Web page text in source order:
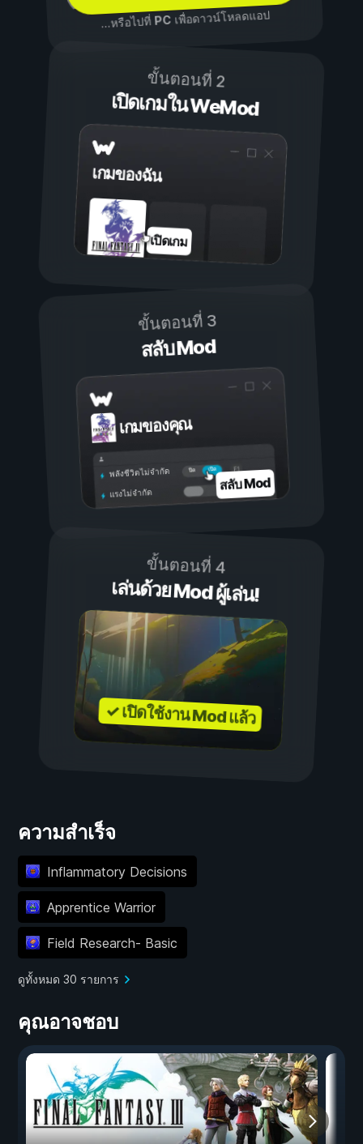
...หรือไปที่ PCเพื่อดาวน์โหลดแอป
ขั้นตอนที่ 2
เปิดเกมใน WeMod
เกมของฉัน
เปิดเกม
ขั้นตอนที่ 3
สลับ Mod
เกมของคุณ
เปิด
ปิด
พลังชีวิตไม่จำกัด
แรงไม่จำกัด สลับ Mod
ขั้นตอนที่ 4
เล่นด้วย Mod ผู้เล่น!
✓ เปิดใช้งาน Mod แล้ว
ความสำเร็จ
Inflammatory Decisions
Apprentice Warrior
Field Research- Basic
ดูทั้งหมด 30 รายการ
คุณอาจชอบ